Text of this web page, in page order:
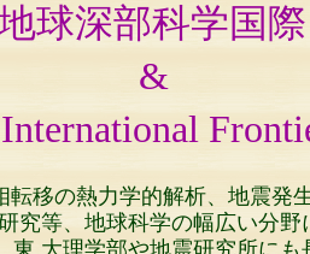
球深部科学国
&
移の熱力学的解析、地震発
究等、地球科学の幅広い分
東 大理学部や地震研究所に